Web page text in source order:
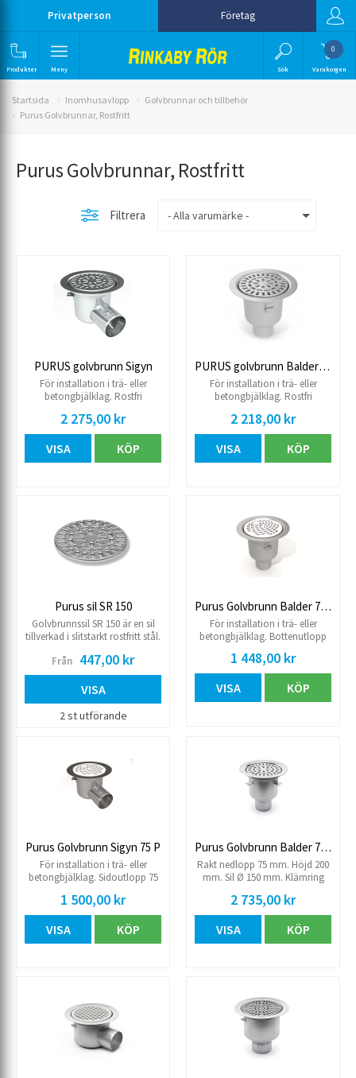
Privatperson Företag
Produkter Meny Sök
0
Varukorgen
Startsida Inomhusavlopp
Golvbrunnar och tillbehör
Purus Golvbrunnar, Rostfritt
Purus Golvbrunnar, Rostfritt
Filtrera
PURUS golvbrunn Sigyn
För installation i trä- eller
betongbjälklag. Rostfri
150 mm. Höjd 137 mm.
Brunnen, sil och vattenlås är av
rostfritt stål. Klämring är av
plast.
2 275,00 kr
VISA KÖP
PURUS golvbrunn Balder 75R
För installation i trä- eller
betongbjälklag. Rostfri
mm. Sil Ø 150 mm. Höjd 198
mm. Brunnen, sil och vattenlås
är av rostfritt stål. Klämring är
av plast.
2 218,00 kr
VISA KÖP
Purus sil SR 150
Golvbrunnssil SR 150 är en sil
tillverkad i slitstarkt rostfritt stål.
med sildimension 150 mm.
Silens design är utformad för att
säkerställa ett bra flöde och har
Från 447,00 kr
VISA
2 st utförande
Purus Golvbrunn Balder 75 P
För installation i trä- eller
betongbjälklag. Bottenutlopp
mm. Klämring 7141315, plast sil
7138416 och vattenlås 7118082
1 448,00 kr
VISA KÖP
Purus Golvbrunn Sigyn 75 P
För installation i trä- eller
betongbjälklag. Sidoutlopp 75
mm. Klämring 7141315, plast sil
7138416 och vattenlås 7118082
1 500,00 kr
VISA KÖP
Purus Golvbrunn Balder 75R NOOD RF botten
Rakt nedlopp 75 mm. Höjd 200
mm. Sil Ø 150 mm. Klämring
vattenlås NOOD 7138433 ingår.
2 735,00 kr
VISA KÖP